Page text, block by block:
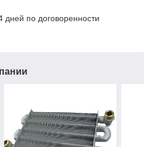
дней по договоренности